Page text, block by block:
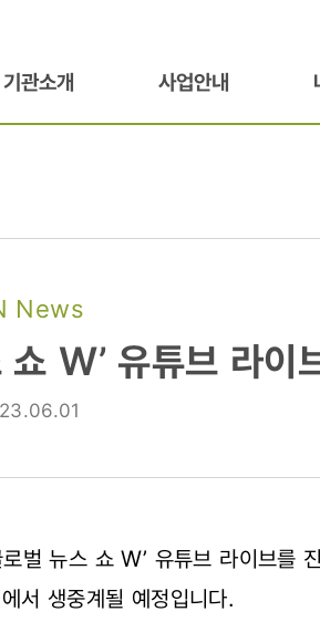
기관소개 사업안내
News
W’ 유튜브 라이
벌 뉴스 쇼 W’ 유튜브 라이브를
서 생중계될 예정입니다.